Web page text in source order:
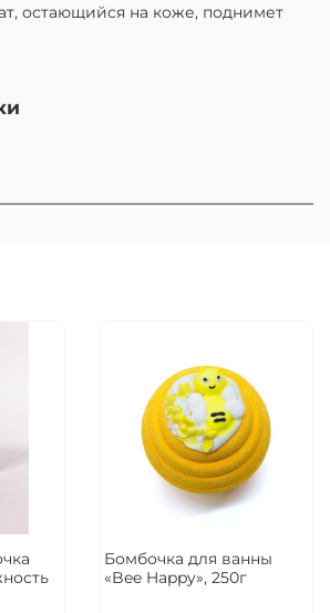
остающийся на коже, поднимет
Бомбочка для ванны
«Bee Happy», 250г